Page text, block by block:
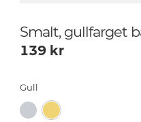
Smalt, gullfarget
139 kr
Gull